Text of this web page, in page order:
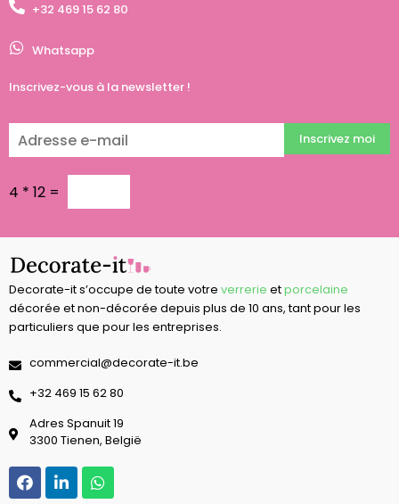
+32 469 15 62 80
Whatsapp
Inscrivez-vous à la newsletter !
4 * 12 =
Inscrivez moi
Decorate-it s’occupe de toute votre verrerie etporcelaine
décorée et non-décorée depuis plus de 10 ans, tant pour les
particuliers que pour les entreprises.
commercial@decorate-it.be
‭+32 469 15 62 80‬
Adres Spanuit 19
3300 Tienen, België